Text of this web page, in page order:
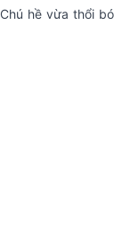
Chú hề vừa thổi